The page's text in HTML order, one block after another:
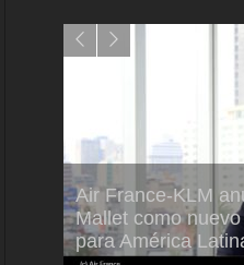
Air France-KLM
Mallet como
para América